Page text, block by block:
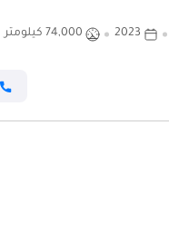
2023 74,000 كيلومتر